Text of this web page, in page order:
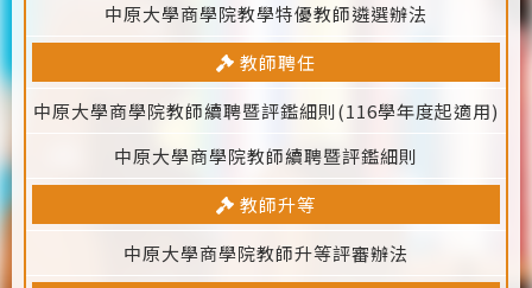
中原大學商學院教學特優教師遴選辦法
教師聘任
中原大學商學院教師續聘暨評鑑細則(116學年度起適用)
中原大學商學院教師續聘暨評鑑細則
教師升等
中原大學商學院教師升等評審辦法